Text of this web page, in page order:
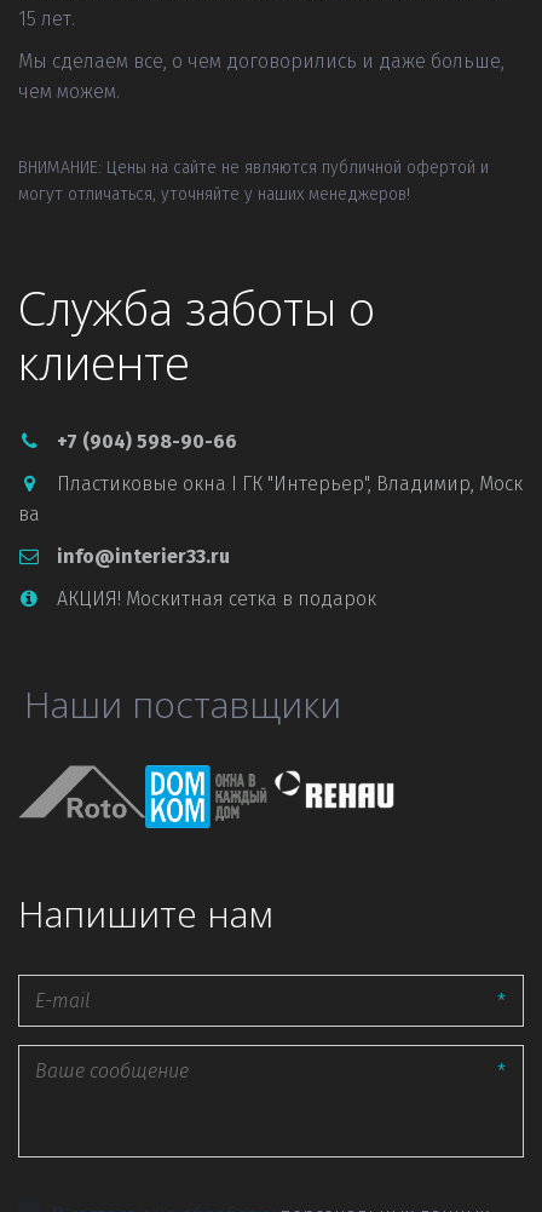
15 лет.
Мы сделаем все, о чем договорились и даже больше,
чем можем.
ВНИМАНИЕ: Цены на сайте не являются публичной офертой и
могут отличаться, уточняйте у наших менеджеров!
Служба заботы о
клиенте
+7 (904) 598-90-66
Пластиковые окна I ГК "Интерьер", Владимир, Моск
ва
info@interier33.ru
АКЦИЯ! Москитная сетка в подарок
Наши поставщики
Напишите нам
*
*